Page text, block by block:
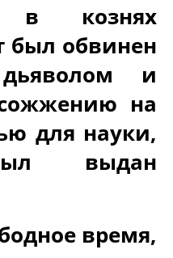
в кознях
был обвинен
и
на
для науки,
выдан
время,